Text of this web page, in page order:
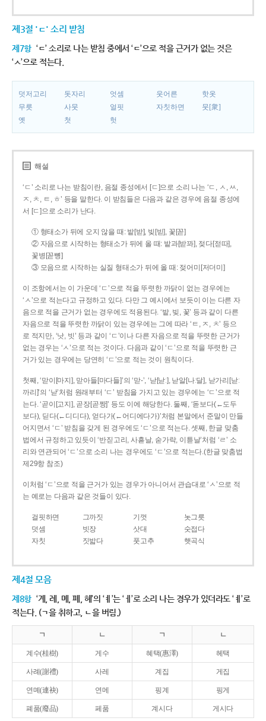
제3절 'ㄷ' 소리 받침
제7항 ‘ㄷ’ 소리로 나는 받침 중에서 ‘ㄷ’으로 적을 근거가 없는 것은
‘ㅅ’으로 적는다.
덧저고리 돗자리 엇셈 웃어른
핫옷
무릇
사뭇 얼핏 자칫하면
뭇[衆]
옛
첫 헛
해설
‘ㄷ’ 소리로 나는 받침이란, 음절 종성에서 [ㄷ]으로 소리 나는 ‘ㄷ, ㅅ, ㅆ,
ㅈ, ㅊ, ㅌ, ㅎ’ 등을 말한다. 이 받침들은 다음과 같은 경우에 음절 종성에
서 [ㄷ]으로 소리가 난다.
① 형태소가 뒤에 오지 않을 때: 밭[받], 빚[빋], 꽃[꼳]
② 자음으로 시작하는 형태소가 뒤에 올 때: 밭과[받꽈], 젖다[젇따],
꽃병[꼳뼝]
③ 모음으로 시작하는 실질 형태소가 뒤에 올 때: 젖어미[저더미]
이 조항에서는 이 가운데 ‘ㄷ’으로 적을 뚜렷한 까닭이 없는 경우에는
‘ㅅ’으로 적는다고 규정하고 있다. 다만 그 예시에서 보듯이 이는 다른 자
음으로 적을 근거가 없는 경우에도 적용된다. ‘밭, 빚, 꽃’ 등과 같이 다른
자음으로 적을 뚜렷한 까닭이 있는 경우에는 그에 따라 ‘ㅌ, ㅈ, ㅊ’ 등으
로 적지만, ‘낫, 빗’ 등과 같이 ‘ㄷ’이나 다른 자음으로 적을 뚜렷한 근거가
없는 경우는 ‘ㅅ’으로 적는 것이다. 다음과 같이 ‘ㄷ’으로 적을 뚜렷한 근
거가 있는 경우에는 당연히 ‘ㄷ’으로 적는 것이 원칙이다.
첫째, ‘맏이[마지], 맏아들[마다들]’의 ‘맏-’, ‘낟[낟ː], 낟알[나ː달], 낟가리[낟ː
까리]’의 ‘낟’처럼 원래부터 ‘ㄷ’ 받침을 가지고 있는 경우에는 ‘ㄷ’으로 적
는다. ‘곧이[고지], 곧장[곧짱]’ 등도 이에 해당한다. 둘째, ‘돋보다(←도두
보다), 딛다(←디디다), 얻다가(←어디에다가)’처럼 본말에서 준말이 만들
어지면서 ‘ㄷ’ 받침을 갖게 된 경우에도 ‘ㄷ’으로 적는다. 셋째, 한글 맞춤
법에서 규정하고 있듯이 ‘반짇고리, 사흗날, 숟가락, 이튿날’처럼 ‘ㄹ’ 소
리와 연관되어 ‘ㄷ’으로 소리 나는 경우에도 ‘ㄷ’으로 적는다.(한글 맞춤법
제29항 참조)
이처럼 ‘ㄷ’으로 적을 근거가 있는 경우가 아니어서 관습대로 ‘ㅅ’으로 적
는 예로는 다음과 같은 것들이 있다.
걸핏하면 그까짓 기껏
놋그릇
덧셈
빗장 삿대
숫접다
자칫
짓밟다 풋고추 햇곡식
제4절 모음
제8항 ‘계, 례, 몌, 폐, 혜’의 ‘ㅖ’는 ‘ㅔ’로 소리 나는 경우가 있더라도 ‘ㅖ’로
적는다. (ㄱ을 취하고, ㄴ을 버림.)
ㄱ ㄴ ㄱ ㄴ
계수(桂樹) 게수 혜택(惠澤) 헤택
사례(謝禮) 사레 계집 게집
연몌(連袂) 연메 핑계 핑게
폐품(廢品) 페품 계시다 게시다